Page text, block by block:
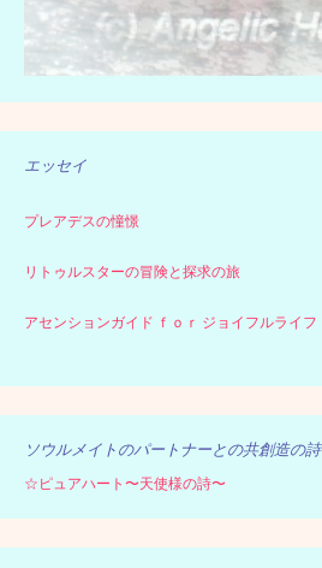
エッセイ
プレアデスの憧憬
リトゥルスターの冒険と探求の旅
アセンションガイド ｆｏｒ ジョイフルライフ
ソウルメイトのパートナーとの共創造の詩
☆ピュアハート〜天使様の詩〜